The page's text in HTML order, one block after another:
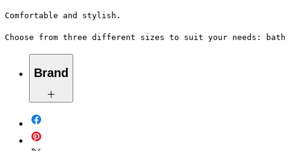
Comfortable and stylish.
Choose from three different sizes to suit your needs:
Brand
Ariika